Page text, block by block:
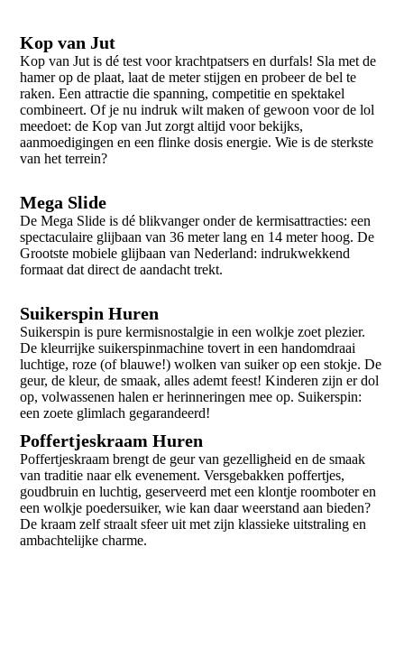
Kop van Jut
Kop van Jut is dé test voor krachtpatsers en durfals! Sla met de
hamer op de plaat, laat de meter stijgen en probeer de bel te
raken. Een attractie die spanning, competitie en spektakel
combineert. Of je nu indruk wilt maken of gewoon voor de lol
meedoet: de Kop van Jut zorgt altijd voor bekijks,
aanmoedigingen en een flinke dosis energie. Wie is de sterkste
van het terrein?
Mega Slide
De Mega Slide is dé blikvanger onder de kermisattracties: een
spectaculaire glijbaan van 36 meter lang en 14 meter hoog. De
Grootste mobiele glijbaan van Nederland: indrukwekkend
formaat dat direct de aandacht trekt.
Suikerspin Huren
Suikerspin is pure kermisnostalgie in een wolkje zoet plezier.
De kleurrijke suikerspinmachine tovert in een handomdraai
luchtige, roze (of blauwe!) wolken van suiker op een stokje. De
geur, de kleur, de smaak, alles ademt feest! Kinderen zijn er dol
op, volwassenen halen er herinneringen mee op. Suikerspin:
een zoete glimlach gegarandeerd!
Poffertjeskraam Huren
Poffertjeskraam brengt de geur van gezelligheid en de smaak
van traditie naar elk evenement. Versgebakken poffertjes,
goudbruin en luchtig, geserveerd met een klontje roomboter en
een wolkje poedersuiker, wie kan daar weerstand aan bieden?
De kraam zelf straalt sfeer uit met zijn klassieke uitstraling en
ambachtelijke charme.